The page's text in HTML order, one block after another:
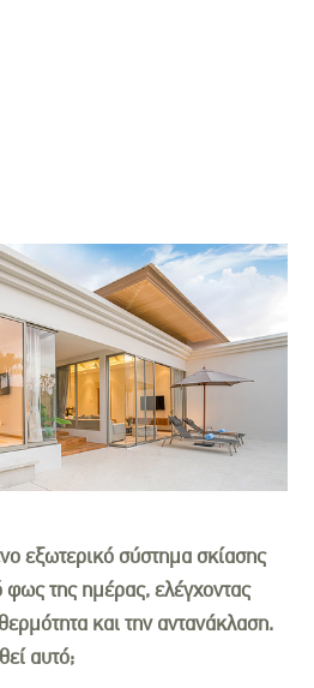
εξωτερικό σύστημα σκίασης
φως της ημέρας, ελέγχοντας
και την αντανάκλαση.
αυτό;